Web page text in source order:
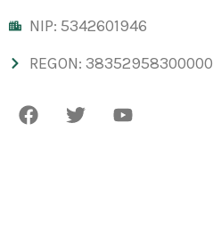
NIP: 5342601946
REGON: 38352958300000